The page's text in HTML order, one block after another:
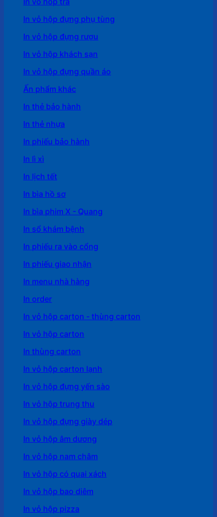
In vỏ hộp đựng phụ tùng
In vỏ hộp đựng rượu
In vỏ hộp khách sạn
In vỏ hộp đựng quần áo
Ấn phẩm khác
In thẻ bảo hành
In thẻ nhựa
In phiếu bảo hành
In lì xì
In lịch tết
In bìa hồ sơ
In bìa phim X - Quang
In sổ khám bệnh
In phiếu ra vào cổng
In phiếu giao nhận
In menu nhà hàng
In order
In vỏ hộp carton - thùng carton
In vỏ hộp carton
In thùng carton
In vỏ hộp carton lạnh
In vỏ hộp đựng yến sào
In vỏ hộp trung thu
In vỏ hộp đựng giày dép
In vỏ hộp âm dương
In vỏ hộp nam châm
In vỏ hộp có quai xách
In vỏ hộp bao diêm
In vỏ hộp pizza